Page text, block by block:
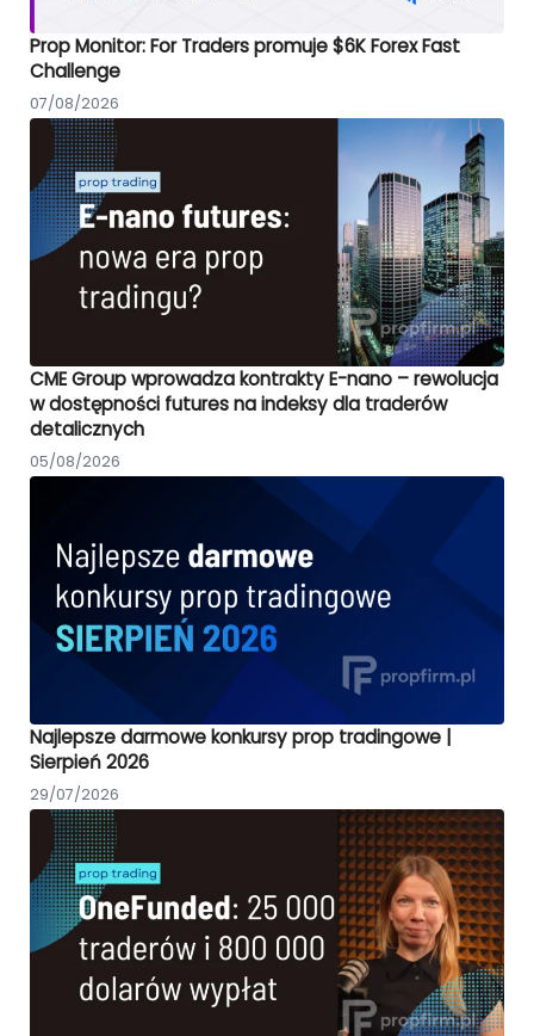
Prop Monitor: For Traders promuje $6K Forex Fast
Challenge
07/08/2026
CME Group wprowadza kontrakty E-nano – rewolucja
w dostępności futures na indeksy dla traderów
detalicznych
05/08/2026
Najlepsze darmowe konkursy prop tradingowe |
Sierpień 2026
29/07/2026